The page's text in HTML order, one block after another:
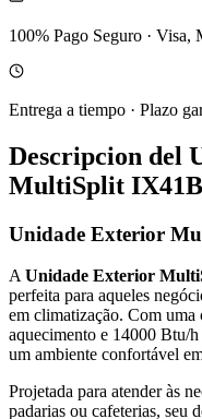
100% Pago Seguro · Visa,
Entrega a tiempo · Plazo
Descripcion del
MultiSplit
Unidade Exterior
AUnidade Exterior
perfeita para aqueles
em climatização. Com
aquecimento e 14000 Btu/
um ambiente confortável
Projetada para atender às
padarias ou cafeterias, seu